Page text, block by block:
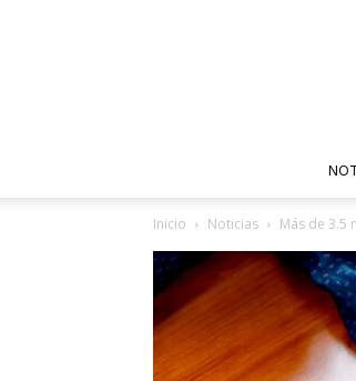
Inicio Noticias Más de 3.5